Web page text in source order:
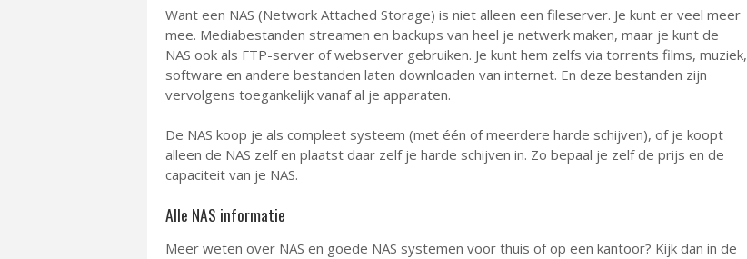
Want een NAS (Network Attached Storage) is niet alleen een fileserver. Je kunt er veel meer
mee. Mediabestanden streamen en backups van heel je netwerk maken, maar je kunt de
NAS ook als FTP-server of webserver gebruiken. Je kunt hem zelfs via torrents films, muziek,
software en andere bestanden laten downloaden van internet. En deze bestanden zijn
vervolgens toegankelijk vanaf al je apparaten.
De NAS koop je als compleet systeem (met één of meerdere harde schijven), of je koopt
alleen de NAS zelf en plaatst daar zelf je harde schijven in. Zo bepaal je zelf de prijs en de
capaciteit van je NAS.
Alle NAS informatie
Meer weten over NAS en goede NAS systemen voor thuis of op een kantoor? Kijk dan in de